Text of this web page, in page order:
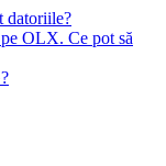
datoriile?
OLX. Ce pot să